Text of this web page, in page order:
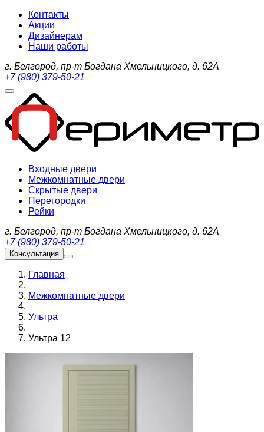
Контакты
Акции
Дизайнерам
Наши работы
г. Белгород, пр-т Богдана Хмельницкого, д. 62А
+7 (980) 379-50-21
Входные двери
Межкомнатные двери
Скрытые двери
Перегородки
Рейки
г. Белгород, пр-т Богдана Хмельницкого, д. 62А
+7 (980) 379-50-21
Консультация
Главная
Межкомнатные двери
Ультра
Ультра 12